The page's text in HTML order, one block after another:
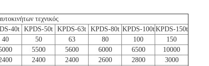
τεχνικός
40t KPDS-50t KPDS-63t KPDS-80t KPDS-100tKPDS-150t
40 50 63 80 100
150
5500 5600 6000 6500
10000
2400 2400 2600 2800
3000